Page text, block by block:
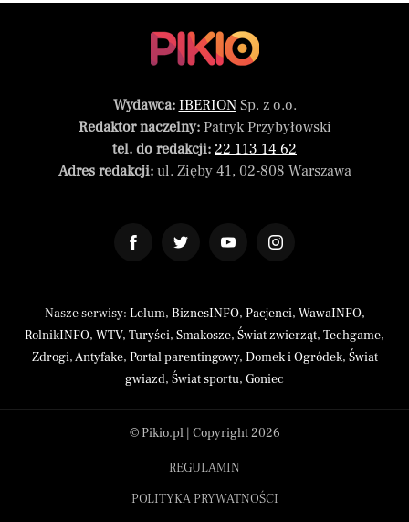
Wydawca: IBERIONSp. z o.o.
Redaktor naczelny:Patryk Przybyłowski
tel. do redakcji: 22 113 14 62
Adres redakcji:ul. Zięby 41, 02-808 Warszawa
Nasze serwisy: Lelum, BiznesINFO, Pacjenci, WawaINFO,
RolnikINFO, WTV, Turyści, Smakosze, Świat zwierząt, Techgame,
Zdrogi,Antyfake, Portal parentingowy, Domek i Ogródek, Świat
gwiazd, Świat sportu, Goniec
© Pikio.pl | Copyright 2026
REGULAMIN
POLITYKA PRYWATNOŚCI